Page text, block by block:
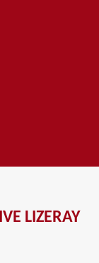
LIZERAY